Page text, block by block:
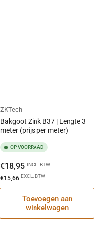
ZKTech
Bakgoot Zink B37 | Lengte 3
meter (prijs per meter)
OP VOORRAAD
Normale
prijs
€18,95 INCL. BTW
€15,66 EXCL. BTW
Toevoegen aan
winkelwagen